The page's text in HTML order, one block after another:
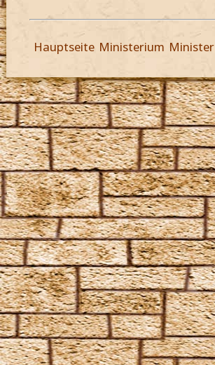
Hauptseite Ministerium Minister